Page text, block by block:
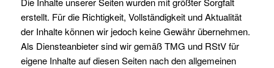
erstellt. Für die Richtigkeit, Vollständigkeit und Aktualität
der Inhalte können wir jedoch keine Gewähr übernehmen.
Als Diensteanbieter sind wir gemäß TMG und RStV für
eigene Inhalte auf diesen Seiten nach den allgemeinen